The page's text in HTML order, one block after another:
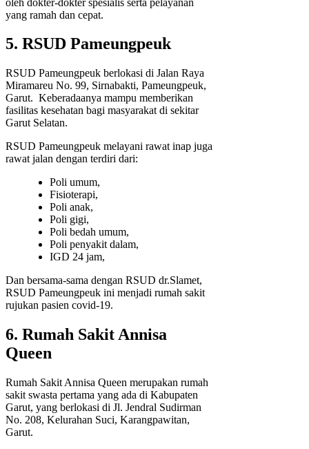
yang ramah dan cepat.
5. RSUD Pameungpeuk
RSUD Pameungpeuk berlokasi di Jalan Raya
Miramareu No. 99, Sirnabakti, Pameungpeuk,
Garut. Keberadaanya mampu memberikan
fasilitas kesehatan bagi masyarakat di sekitar
Garut Selatan.
RSUD Pameungpeuk melayani rawat inap juga
rawat jalan dengan terdiri dari:
Poli umum,
Fisioterapi,
Poli anak,
Poli gigi,
Poli bedah umum,
Poli penyakit dalam,
IGD 24 jam,
Dan bersama-sama dengan RSUD dr.Slamet,
RSUD Pameungpeuk ini menjadi rumah sakit
rujukan pasien covid-19.
6. Rumah Sakit Annisa
Queen
Rumah Sakit Annisa Queen merupakan rumah
sakit swasta pertama yang ada di Kabupaten
Garut, yang berlokasi di Jl. Jendral Sudirman
No. 208, Kelurahan Suci, Karangpawitan,
Garut.